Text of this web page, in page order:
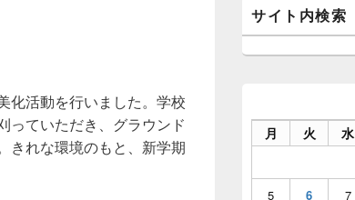
化活動を行いました。学校
っていただき、グラウンド
きれな環境のもと、新学期
ー
ジ
エ
サイト内検索
月 火 水
5
6 7